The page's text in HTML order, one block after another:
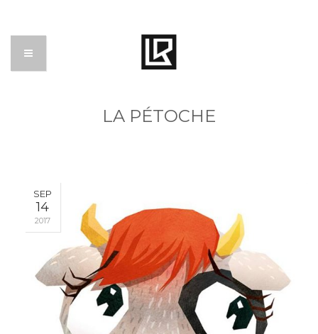
LA PÉTOCHE
SEP
14
2017